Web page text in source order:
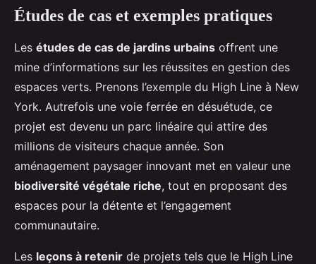
Études de cas et exemples pratiques
Les études de cas de jardins urbains offrent une
mine d’informations sur les réussites en gestion des
espaces verts. Prenons l’exemple du High Line à New
York. Autrefois une voie ferrée en désuétude, ce
projet est devenu un parc linéaire qui attire des
millions de visiteurs chaque année. Son
aménagement paysager innovant met en valeur une
biodiversité végétale riche, tout en proposant des
espaces pour la détente et l’engagement
communautaire.
Les leçons à retenir de projets tels que le High Line